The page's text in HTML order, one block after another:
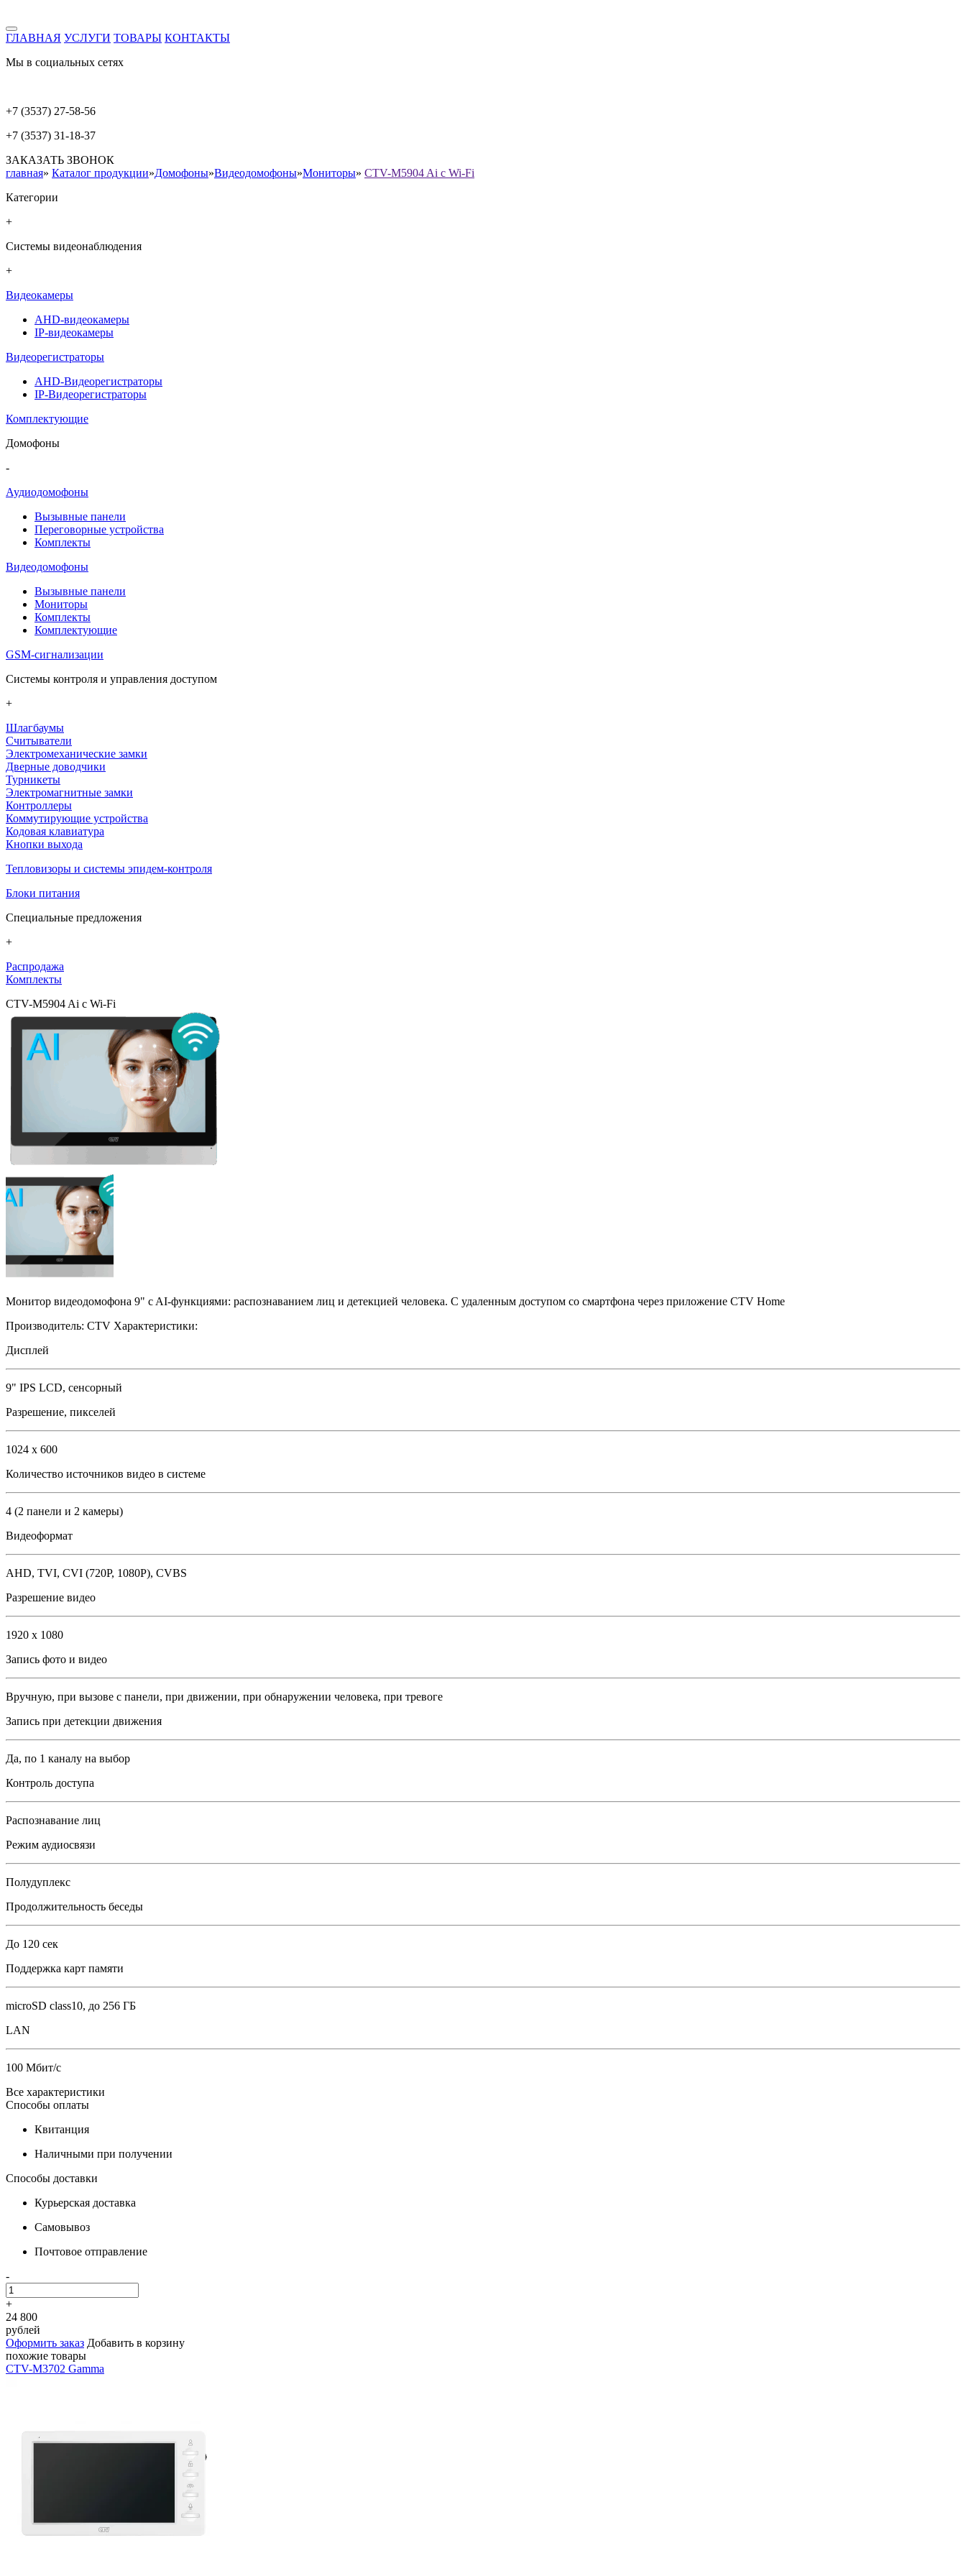
ГЛАВНАЯ УСЛУГИ ТОВАРЫ КОНТАКТЫ
Мы в социальных сетях
+7 (3537) 27-58-56
+7 (3537) 31-18-37
ЗАКАЗАТЬ ЗВОНОК
главная» Каталог продукции»Домофоны»Видеодомофоны»Мониторы» CTV-M5904 Ai с Wi-Fi
Категории
+
Системы видеонаблюдения
+
Видеокамеры
AHD-видеокамеры
IP-видеокамеры
Видеорегистраторы
AHD-Видеорегистраторы
IP-Видеорегистраторы
Комплектующие
Домофоны
-
Аудиодомофоны
Вызывные панели
Переговорные устройства
Комплекты
Видеодомофоны
Вызывные панели
Мониторы
Комплекты
Комплектующие
GSM-сигнализации
Системы контроля и управления доступом
+
Шлагбаумы
Считыватели
Электромеханические замки
Дверные доводчики
Турникеты
Электромагнитные замки
Контроллеры
Коммутирующие устройства
Кодовая клавиатура
Кнопки выхода
Тепловизоры и системы эпидем-контроля
Блоки питания
Специальные предложения
+
Распродажа
Комплекты
CTV-M5904 Ai с Wi-Fi
Монитор видеодомофона 9" c AI-функциями: распознаванием лиц и детекцией человека. С удаленным доступом со смартфона через приложение CTV Home
Производитель: CTV Характеристики:
Дисплей
9" IPS LCD, сенсорный
Разрешение, пикселей
1024 x 600
Количество источников видео в системе
4 (2 панели и 2 камеры)
Видеоформат
AHD, TVI, CVI (720P, 1080P), CVBS
Разрешение видео
1920 x 1080
Запись фото и видео
Вручную, при вызове с панели, при движении, при обнаружении человека, при тревоге
Запись при детекции движения
Да, по 1 каналу на выбор
Контроль доступа
Распознавание лиц
Режим аудиосвязи
Полудуплекс
Продолжительность беседы
До 120 сек
Поддержка карт памяти
microSD class10, до 256 ГБ
LAN
100 Мбит/с
Все характеристики
Способы оплаты
Квитанция
Наличными при получении
Способы доставки
Курьерская доставка
Самовывоз
Почтовое отправление
-
+
24 800
рублей
Оформить заказ Добавить в корзину
похожие товары
CTV-M3702 Gamma